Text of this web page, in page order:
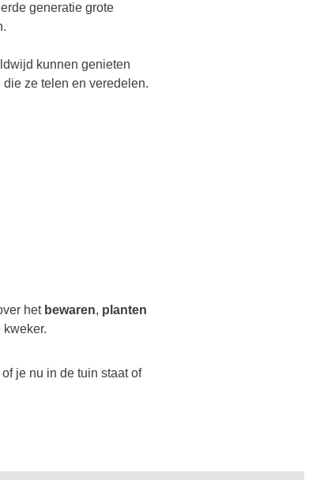
generatie grote
kunnen genieten
ze telen en veredelen.
het bewaren, planten
of je nu in de tuin staat of